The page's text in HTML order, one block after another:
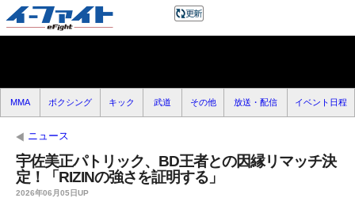
MMA ボクシング キック 武道 その他 放送・配信 イベント日程
ニュース
宇佐美正パトリック、BD王者との因縁リマッチ決
定！「RIZINの強さを証明する」
2026年06月05日UP